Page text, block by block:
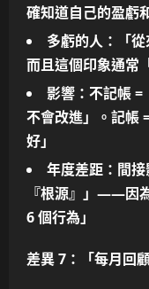
確知道自己的盈虧
多虧的人 ： 「
而且這個印象通常
影響 ：不記帳 =
不會改進」
。記帳
好」
年度差距 ： 間
『根源』」 ——因
6 個行為」
差異 7：「每月回